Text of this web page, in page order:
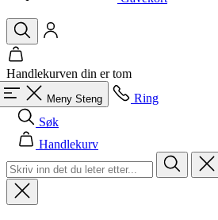
Handlekurven din er tom
Meny
Handlekurv
Menn
Alle i kategorien Menn